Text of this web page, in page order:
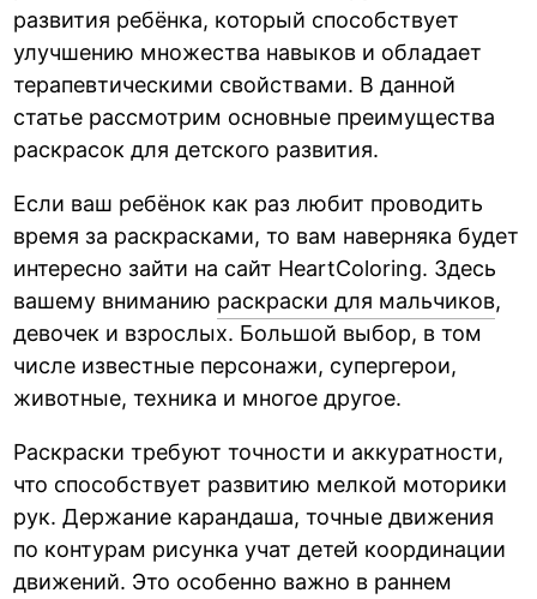
развития ребёнка, который способствует
улучшению множества навыков и обладает
терапевтическими свойствами. В данной
статье рассмотрим основные преимущества
раскрасок для детского развития.
Если ваш ребёнок как раз любит проводить
время за раскрасками, то вам наверняка будет
интересно зайти на сайт HeartColoring. Здесь
вашему вниманию раскраски для мальчиков,
девочек и взрослых. Большой выбор, в том
числе известные персонажи, супергерои,
животные, техника и многое другое.
Раскраски требуют точности и аккуратности,
что способствует развитию мелкой моторики
рук. Держание карандаша, точные движения
по контурам рисунка учат детей координации
движений. Это особенно важно в раннем